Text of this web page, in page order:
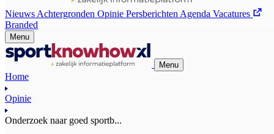
Nieuws Achtergronden Opinie Persberichten Agenda Vacatures
Branded
Menu
Menu
Home
Opinie
Onderzoek naar goed sportb...